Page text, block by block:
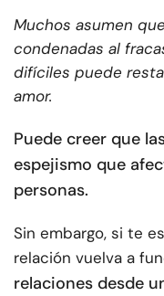
Muchos asumen
condenadas al
difíciles puede
amor.
Puede creer que
espejismo que
personas.
Sin embargo, si te
relación vuelva a
relaciones desde